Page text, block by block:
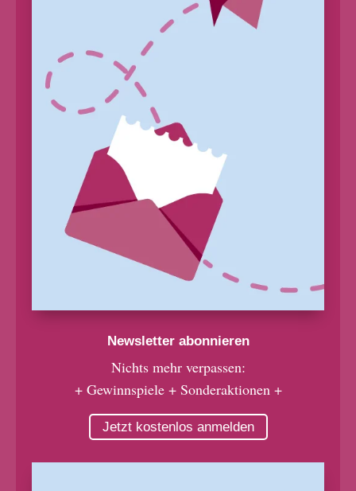
Newsletter abonnieren
Nichts mehr verpassen:
+ Gewinnspiele + Sonderaktionen +
Jetzt kostenlos anmelden